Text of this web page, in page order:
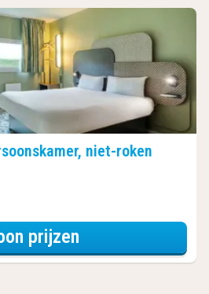
niet-roken
prijzenvoor Standaard